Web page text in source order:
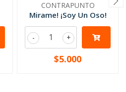
CONTRAPUNTO
Mirame! ¡Soy Un Oso!
+
-
$5.000